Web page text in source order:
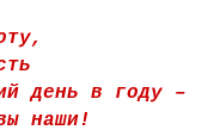
день в году –
наши!